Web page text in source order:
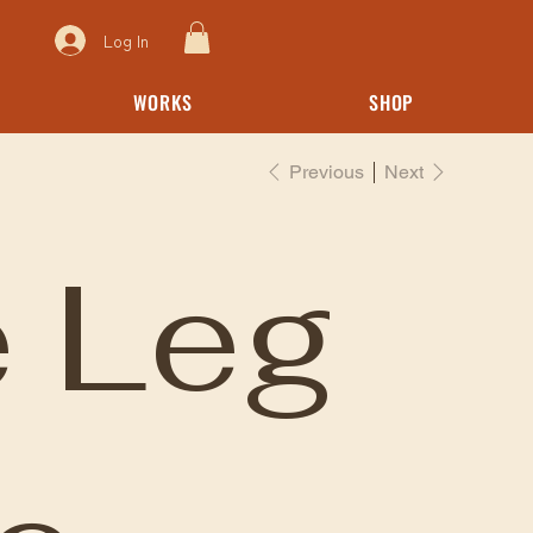
WORKS SHOP
Log In
Previous Next
Leg